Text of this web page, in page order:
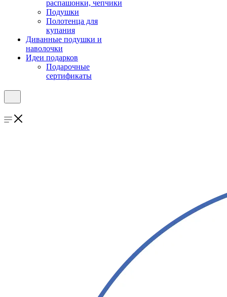
распашонки, чепчики
Подушки
Полотенца для
купания
Диванные подушки и
наволочки
Идеи подарков
Подарочные
сертификаты